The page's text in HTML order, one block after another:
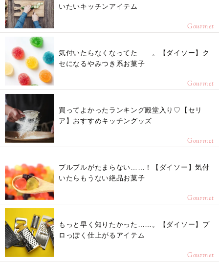
いたいキッチンアイテム
Gourmet
気付いたらなくなってた……。【ダイソー】ク
セになるやみつき系お菓子
Gourmet
買ってよかったランキング殿堂入り♡【セリ
ア】おすすめキッチングッズ
Gourmet
プルプルがたまらない……！【ダイソー】気付
いたらもうない絶品お菓子
Gourmet
もっと早く知りたかった……。【ダイソー】プ
ロっぽく仕上がるアイテム
Gourmet